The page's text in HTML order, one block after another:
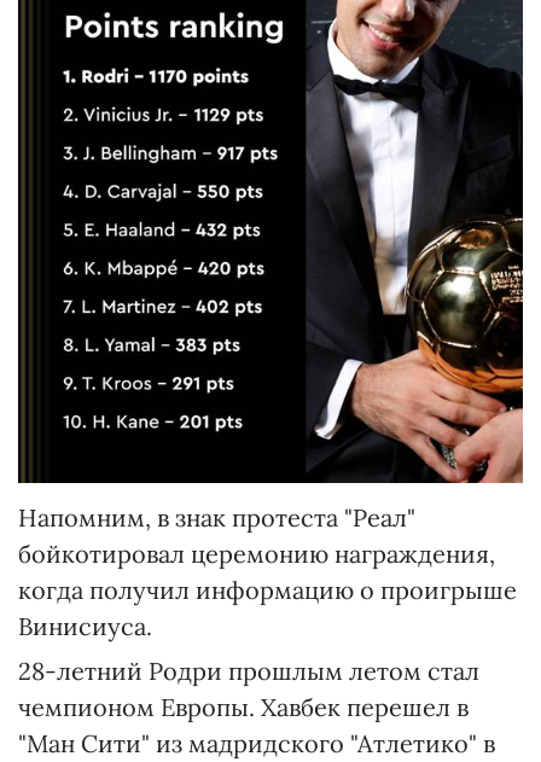
Напомним, в знак протеста "Реал"
бойкотировал церемонию награждения,
когда получил информацию о проигрыше
Винисиуса.
28-летний Родри прошлым летом стал
чемпионом Европы. Хавбек перешел в
"Ман Сити" из мадридского "Атлетико" в